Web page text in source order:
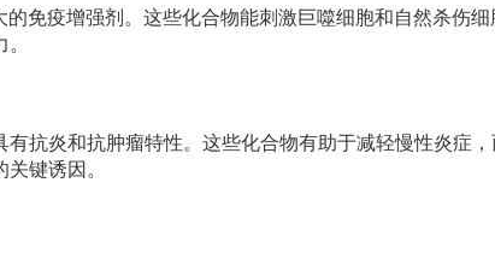
免疫增强剂。这些化合物能刺激巨噬细胞和自然杀伤细
抗炎和抗肿瘤特性。这些化合物有助于减轻慢性炎症
键诱因。